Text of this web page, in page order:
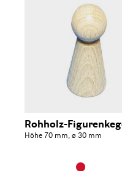
Rohholz-
Höhe 70 mm, ø 30 mm